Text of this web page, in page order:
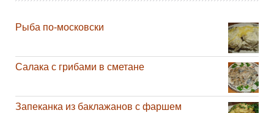
Рыба по-московски
Салака с грибами в сметане
Запеканка из баклажанов с фаршем